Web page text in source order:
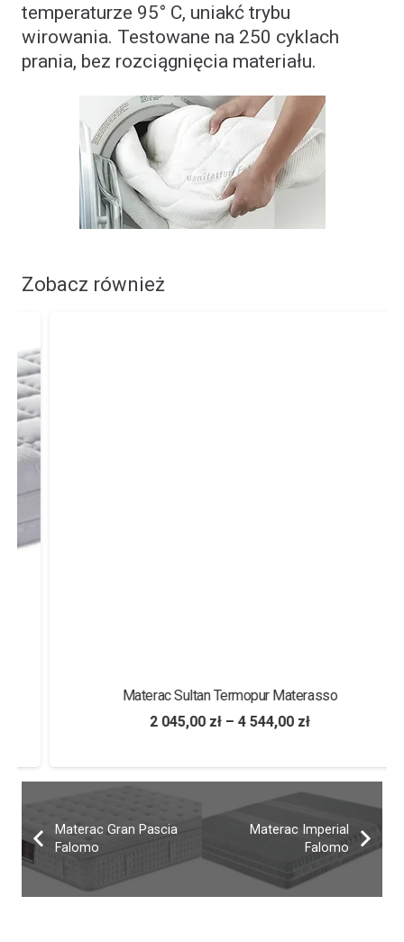
temperaturze 95° C, uniakć trybu
wirowania. Testowane na 250 cyklach
prania, bez rozciągnięcia materiału.
Zobacz również
Materac Sultan Termopur Materasso
2 045,00zł–4 544,00zł
Materac Gran Pascia
Falomo
Materac Imperial
Falomo